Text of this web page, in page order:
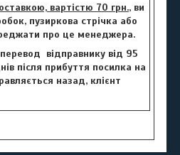
вартістю 70 грн., ви
пузиркова стрічка або
про це менеджера.
відправнику від 95
після прибуття посилка на
назад, клієнт